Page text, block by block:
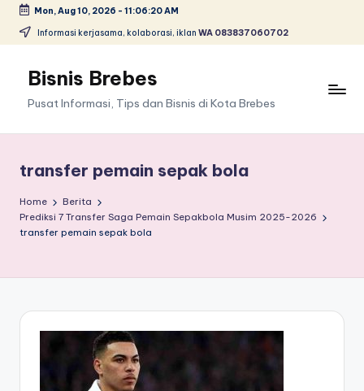
Skip
content
Mon, Aug 10, 2026 - 11:06:20 AM
Informasi kerjasama, kolaborasi, iklan WA 083837060702
Bisnis Brebes
Pusat Informasi, Tips dan Bisnis di Kota Brebes
transfer pemain sepak bola
Home
Berita
Prediksi 7 Transfer Saga Pemain Sepakbola Musim 2025-2026
transfer pemain sepak bola